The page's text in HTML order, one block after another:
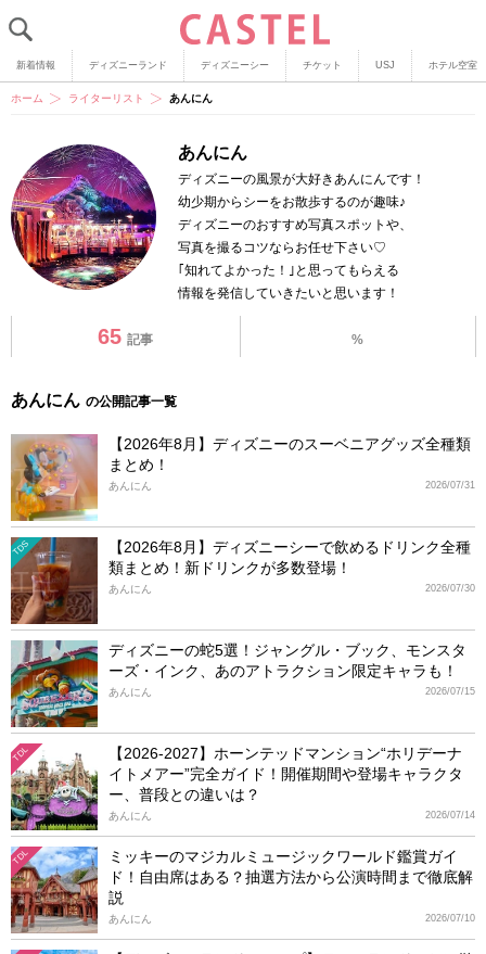
新着情報 ディズニーランド ディズニーシー チケット USJ ホテル空室
ホーム ライターリスト あんにん
あんにん
ディズニーの風景が大好きあんにんです！
幼少期からシーをお散歩するのが趣味♪
ディズニーのおすすめ写真スポットや、
写真を撮るコツならお任せ下さい♡
｢知れてよかった！｣と思ってもらえる
情報を発信していきたいと思います！
65 記事 %
あんにん の公開記事一覧
【2026年8月】ディズニーのスーベニアグッズ全種類
まとめ！
2026/07/31
あんにん
TDS
【2026年8月】ディズニーシーで飲めるドリンク全種
類まとめ！新ドリンクが多数登場！
2026/07/30
あんにん
ディズニーの蛇5選！ジャングル・ブック、モンスタ
ーズ・インク、あのアトラクション限定キャラも！
2026/07/15
あんにん
TDL
【2026-2027】ホーンテッドマンション“ホリデーナ
イトメアー”完全ガイド！開催期間や登場キャラクタ
ー、普段との違いは？
2026/07/14
あんにん
TDL
ミッキーのマジカルミュージックワールド鑑賞ガイ
ド！自由席はある？抽選方法から公演時間まで徹底解
説
2026/07/10
あんにん